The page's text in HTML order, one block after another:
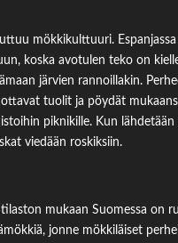
mökkikulttuuri.
koska avotulen teko on
järvien rannoillakin.
tuolit ja pöydät
piknikille. Kun lähdetään
viedään roskiksiin.
mukaan Suomessa on
jonne mökkiläiset